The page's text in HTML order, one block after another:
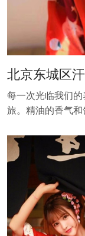
北京东城区
每一次光临我们
旅。精油的香气和